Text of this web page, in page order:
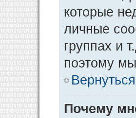
которые
личные
группах и
поэтому
Почему